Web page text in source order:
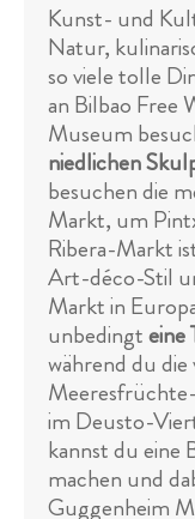
Kunst- und
Natur,
so viele tolle
an Bilbao Free
Museum
niedlichen
besuchen die
Markt, um
Ribera-Markt
Art-déco-Stil
Markt in
unbedingteine
während du
im Deusto-
kannst du eine
machen und
Guggenheim